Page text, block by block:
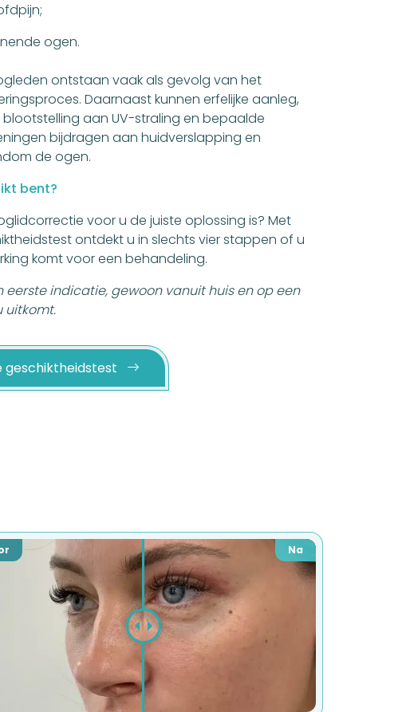
ogen.
ontstaan vaak als gevolg van het
Daarnaast kunnen erfelijke aanleg,
aan UV-straling en bepaalde
bijdragen aan huidverslapping en
de ogen.
bent?
voor u de juiste oplossing is? Met
ontdekt u in slechts vier stappen of u
komt voor een behandeling.
eerste indicatie, gewoon vanuit huis en op een
uitkomt.
geschiktheidstest
Na